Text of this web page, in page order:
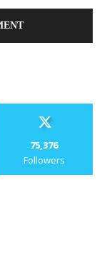
75,376
Followers